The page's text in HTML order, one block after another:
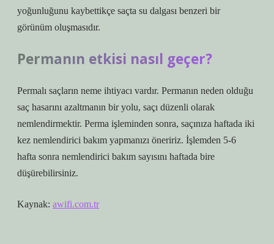
yoğunluğunu kaybettikçe saçta su dalgası benzeri bir
görünüm oluşmasıdır.
Permanın etkisi nasıl geçer?
Permalı saçların neme ihtiyacı vardır. Permanın neden olduğu
saç hasarını azaltmanın bir yolu, saçı düzenli olarak
nemlendirmektir. Perma işleminden sonra, saçınıza haftada iki
kez nemlendirici bakım yapmanızı öneririz. İşlemden 5-6
hafta sonra nemlendirici bakım sayısını haftada bire
düşürebilirsiniz.
Kaynak: awifi.com.tr